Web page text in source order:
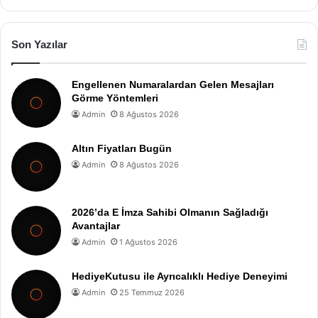
Son Yazılar
Engellenen Numaralardan Gelen Mesajları
Görme Yöntemleri
Admin 8 Ağustos 2026
Altın Fiyatları Bugün
Admin 8 Ağustos 2026
2026’da E İmza Sahibi Olmanın Sağladığı
Avantajlar
Admin 1 Ağustos 2026
HediyeKutusu ile Ayrıcalıklı Hediye Deneyimi
Admin 25 Temmuz 2026